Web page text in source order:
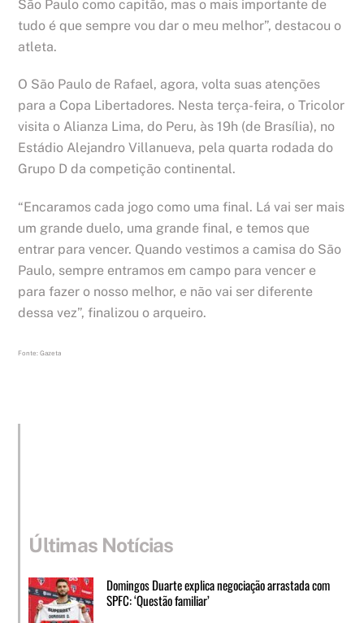
São Paulo como capitão, mas o mais importante de
tudo é que sempre vou dar o meu melhor”, destacou o
atleta.
O São Paulo de Rafael, agora, volta suas atenções
para a Copa Libertadores. Nesta terça-feira, o Tricolor
visita o Alianza Lima, do Peru, às 19h (de Brasília), no
Estádio Alejandro Villanueva, pela quarta rodada do
Grupo D da competição continental.
“Encaramos cada jogo como uma final. Lá vai ser mais
um grande duelo, uma grande final, e temos que
entrar para vencer. Quando vestimos a camisa do São
Paulo, sempre entramos em campo para vencer e
para fazer o nosso melhor, e não vai ser diferente
dessa vez”, finalizou o arqueiro.
Fonte: Gazeta
Últimas Notícias
Domingos Duarte explica negociação arrastada com
SPFC: ‘Questão familiar’